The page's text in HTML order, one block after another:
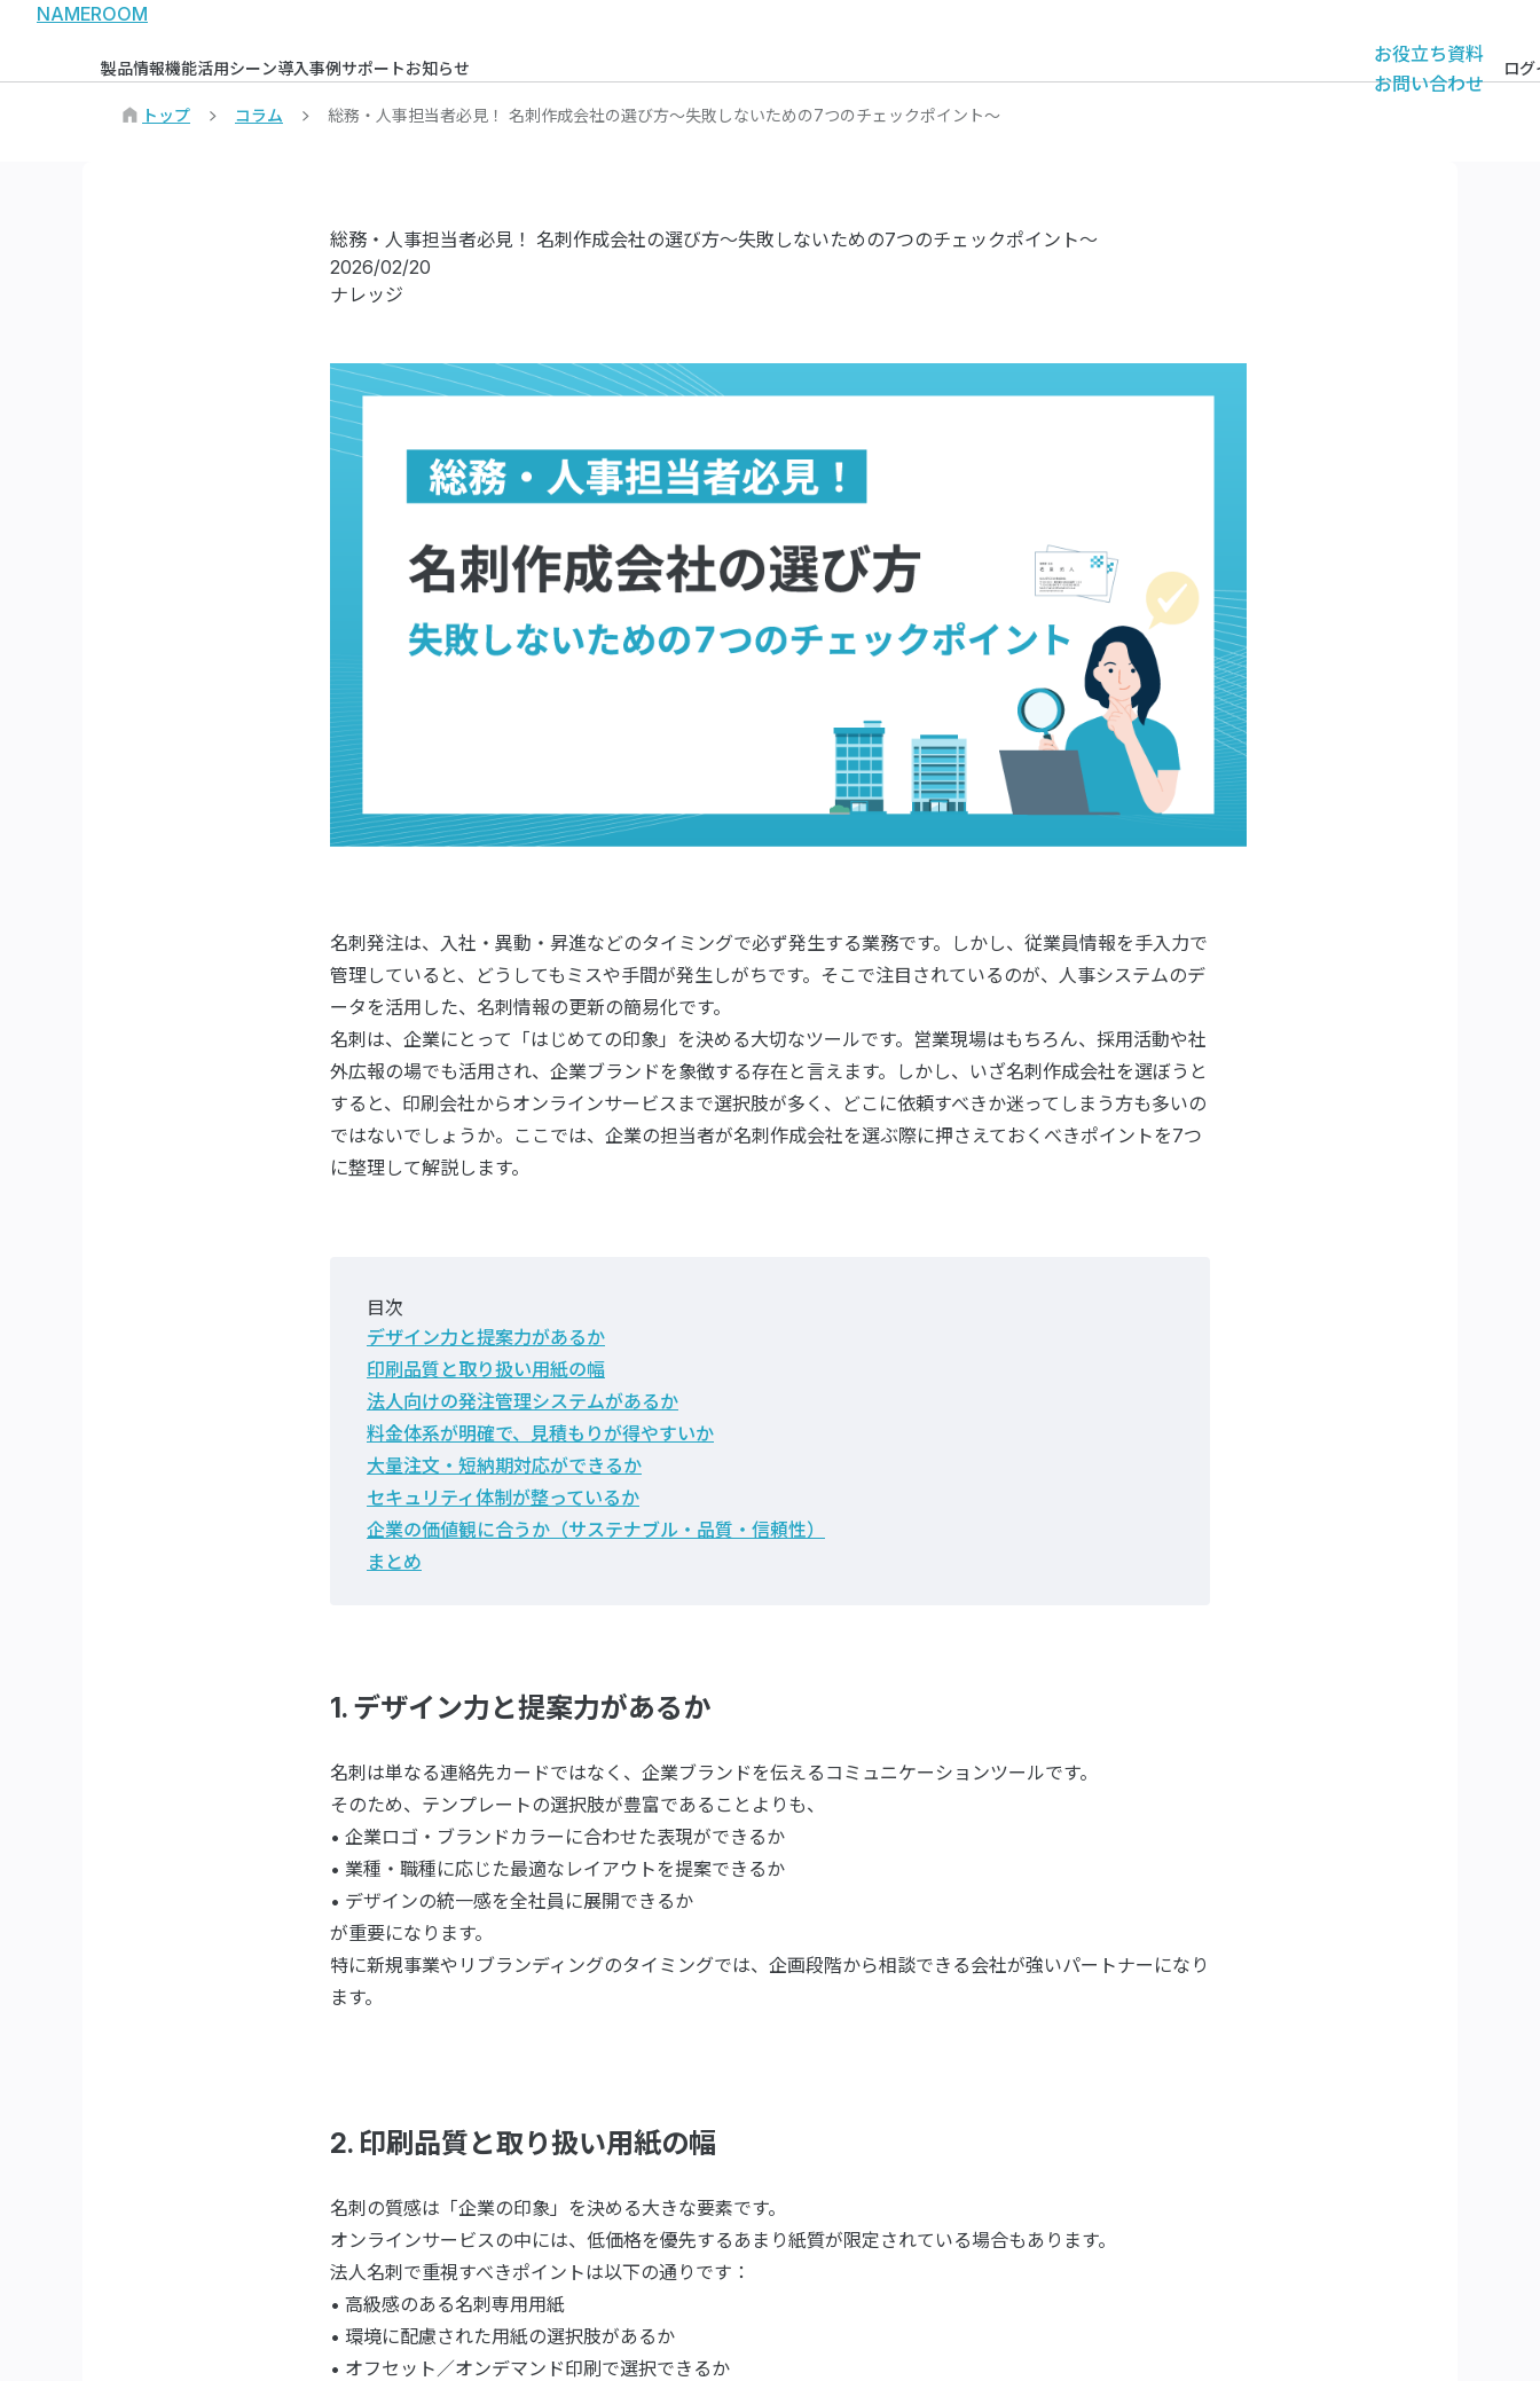
NAMEROOM
製品情報機能活用シーン導入事例サポートお知らせ
お役立ち資料
お問い合わせ
ロ
トップ コラム 総務・人事担当者必見！ 名刺作成会社の選び方〜失敗しないための7つのチェックポイント〜
総務・人事担当者必見！ 名刺作成会社の選び方〜失敗しないための7つのチェックポイント〜
2026/02/20
ナレッジ
名刺発注は、入社・異動・昇進などのタイミングで必ず発生する業務です。しかし、従業員情報を手入力で
管理していると、どうしてもミスや手間が発生しがちです。そこで注目されているのが、人事システムのデ
ータを活用した、名刺情報の更新の簡易化です。
名刺は、企業にとって「はじめての印象」を決める大切なツールです。営業現場はもちろん、採用活動や社
外広報の場でも活用され、企業ブランドを象徴する存在と言えます。しかし、いざ名刺作成会社を選ぼうと
すると、印刷会社からオンラインサービスまで選択肢が多く、どこに依頼すべきか迷ってしまう方も多いの
ではないでしょうか。ここでは、企業の担当者が名刺作成会社を選ぶ際に押さえておくべきポイントを7つ
に整理して解説します。
目次
デザイン力と提案力があるか
印刷品質と取り扱い用紙の幅
法人向けの発注管理システムがあるか
料金体系が明確で、見積もりが得やすいか
大量注文・短納期対応ができるか
セキュリティ体制が整っているか
企業の価値観に合うか（サステナブル・品質・信頼性）
まとめ
1. デザイン力と提案力があるか
名刺は単なる連絡先カードではなく、企業ブランドを伝えるコミュニケーションツールです。
そのため、テンプレートの選択肢が豊富であることよりも、
• 企業ロゴ・ブランドカラーに合わせた表現ができるか
• 業種・職種に応じた最適なレイアウトを提案できるか
• デザインの統一感を全社員に展開できるか
が重要になります。
特に新規事業やリブランディングのタイミングでは、企画段階から相談できる会社が強いパートナーになり
ます。
2. 印刷品質と取り扱い用紙の幅
名刺の質感は「企業の印象」を決める大きな要素です。
オンラインサービスの中には、低価格を優先するあまり紙質が限定されている場合もあります。
法人名刺で重視すべきポイントは以下の通りです：
• 高級感のある名刺専用用紙
• 環境に配慮された用紙の選択肢があるか
• オフセット／オンデマンド印刷で選択できるか